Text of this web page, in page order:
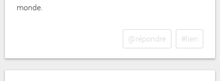
monde.
@répondre #lien